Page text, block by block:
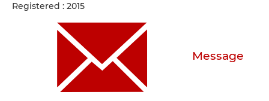
Registered : 2015
Message